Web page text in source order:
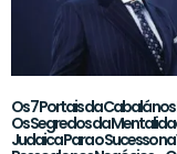
Os 7 Portais da Cabalá
Os Segredos da
Judaica Para o Sucesso